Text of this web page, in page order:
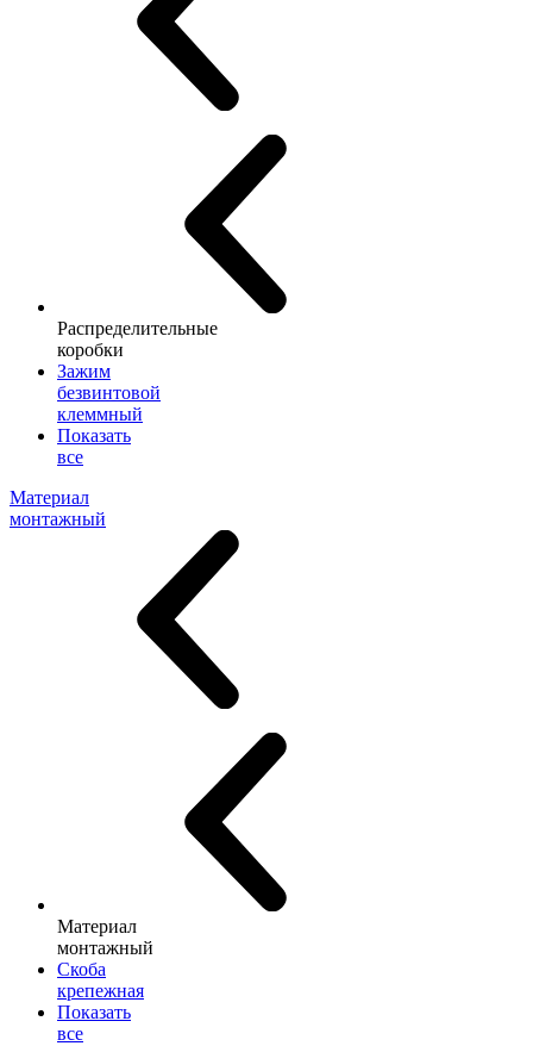
Распределительные
коробки
Зажим
безвинтовой
клеммный
Показать
все
Материал
монтажный
Материал
монтажный
Скоба
крепежная
Показать
все